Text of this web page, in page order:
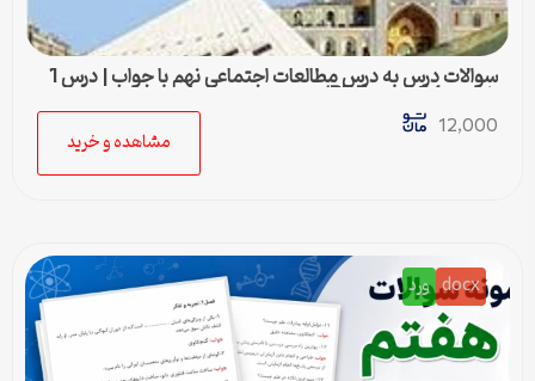
سوالات درس به درس مطالعات اجتماعی نهم با جواب | درس 1
تا درس 24 (ورد و PDF)
12,000
مشاهده و خرید
docx ورد